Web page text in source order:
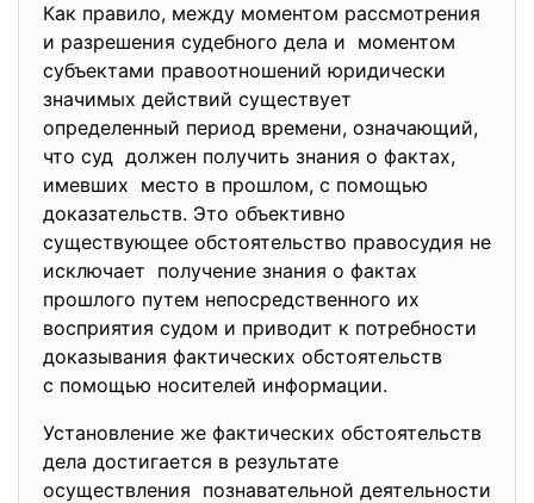
Как правило, между моментом рассмотрения
и разрешения судебного дела и моментом
субъектами правоотношений юридически
значимых действий существует
определенный период времени, означающий,
что суд должен получить знания о фактах,
имевших место в прошлом, с помощью
доказательств. Это объективно
существующее обстоятельство правосудия не
исключает получение знания о фактах
прошлого путем непосредственного их
восприятия судом и приводит к потребности
доказывания фактических обстоятельств
с помощью носителей информации.
Установление же фактических обстоятельств
дела достигается в результате
осуществления познавательной деятельности